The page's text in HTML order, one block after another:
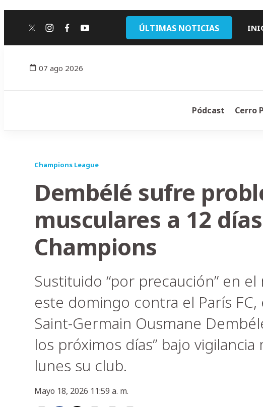
twitterinstagram
facebook
youtube ÚLTIMAS NOTICIAS
07 ago 2026
Pódcast Cerro
Champions League
Dembélé sufre
musculares a 12
Champions
Sustituido “por precaución” en
este domingo contra el París
Saint-Germain Ousmane
los próximos días” bajo
lunes su club.
Mayo 18, 2026 11:59 a. m.